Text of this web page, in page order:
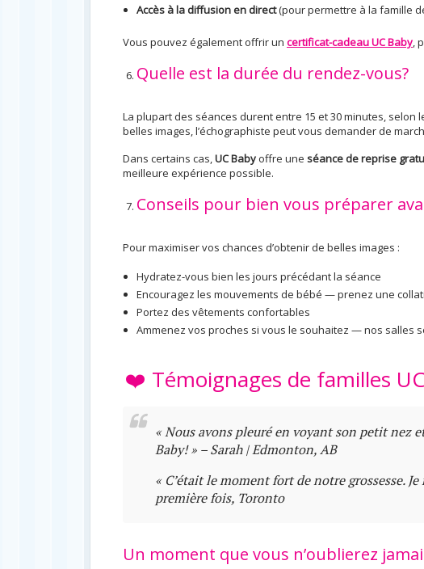
Accès à la diffusion en direct(pour permettre à la famille
Vous pouvez également offrir un certificat-cadeau UC Baby,
Quelle est la durée du rendez-vous?
La plupart des séances durent entre 15 et 30 minutes,
belles images, l’échographiste peut vous demander de
Dans certains cas,UC Babyoffre une séance de reprise
meilleure expérience possible.
Conseils pour bien vous préparer
Pour maximiser vos chances d’obtenir de belles images :
Hydratez-vous bien les jours précédant la séance
Encouragez les mouvements de bébé — prenez une
Portez des vêtements confortables
Ammenez vos proches si vous le souhaitez — nos salles
❤️ Témoignages de familles
« Nous avons pleuré en voyant son petit nez
Baby! » – Sarah | Edmonton, AB
« C’était le moment fort de notre grossesse.
première fois, Toronto
Un moment que vous n’oublierez